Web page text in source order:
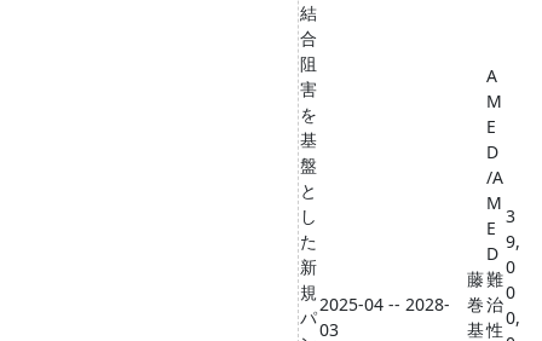
結
合
阻
害
を
基
盤
と
し
た
新
規
パ
2025-04 -- 2028-
03
藤
巻
基
A
M
E
D
/A
M
E
D
難
治
性
3
9,
0
0
0,